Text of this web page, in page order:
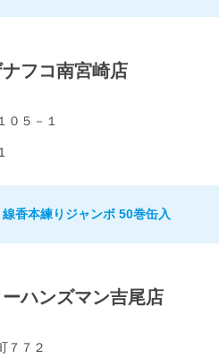
フコ南宮崎店
０５－１
香本練りジャンボ 50巻缶入
ハンズマン吉尾店
７７２